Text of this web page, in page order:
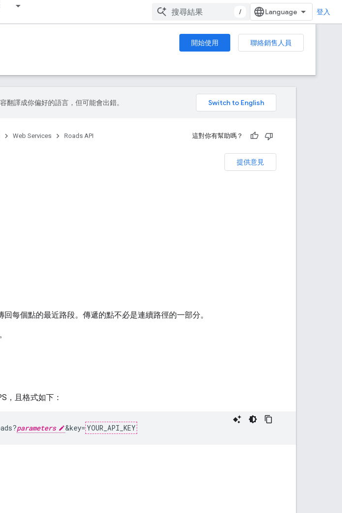
/ 登入
開始使用
聯絡銷售人員
翻譯成你偏好的語言，但可能會出錯。
Web Services Roads API 這對你有幫助嗎？
提供意見
每個點的最近路段。傳遞的點不必是連續路徑的一部分。
。
，且格式如下：
parameters &key= YOUR_API_KEY